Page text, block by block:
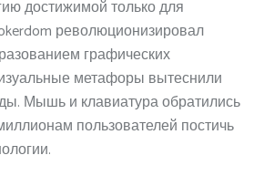
достижимой только для
революционизировал
графических
метафоры вытеснили
Мышь и клавиатура обратились
пользователей постичь